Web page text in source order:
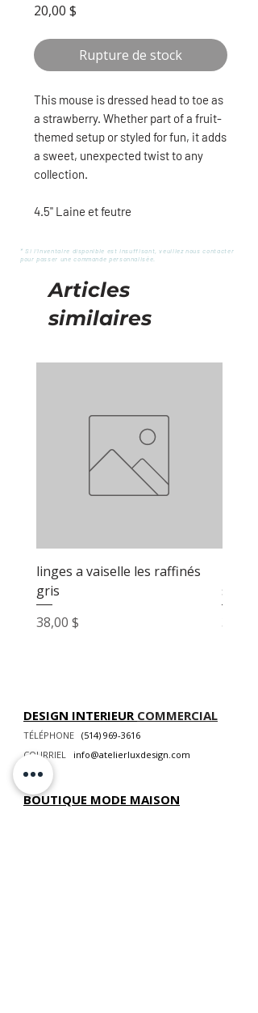
20,00 $
Rupture de stock
This mouse is dressed head to toe as
a strawberry. Whether part of a fruit-
themed setup or styled for fun, it adds
a sweet, unexpected twist to any
collection.
4.5'' Laine et feutre
* Si l'inventaire disponible est insuffisant, veuillez nous contacter
pour passer une commande personnalisée.
Articles
similaires
linges a vaiselle les raffinés
gris
Prix
38,00 $
sable
Prix
38,00 $
DESIGN INTERIEUR COMMERCIAL
TÉLÉPHONE (514) 969-3616
COURRIEL info@atelierluxdesign.com
BOUTIQUE MODE MAISON